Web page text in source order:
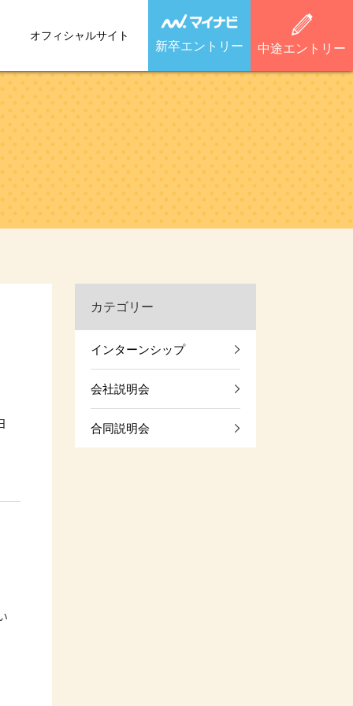
オフィシャルサイト
新卒エントリー 中途エントリー
カテゴリー
インターンシップ
会社説明会
合同説明会